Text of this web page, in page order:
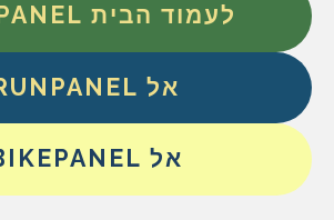
לעמוד הבית OUTPANEL
אל RUNPANEL
אל BIKEPANEL